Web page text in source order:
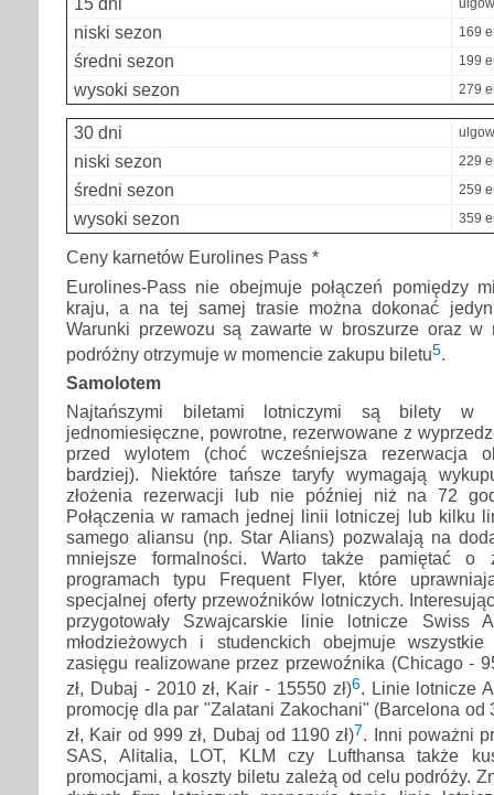
niski sezon 169
średni sezon 199
wysoki sezon 279
30 dni
niski sezon 229
średni sezon 259
wysoki sezon 359
Ceny karnetów Eurolines Pass *
Eurolines-Pass nie obejmuje połączeń pomiędzy
kraju, a na tej samej trasie można dokonać
Warunki przewozu są zawarte w broszurze oraz w
podróżny otrzymuje w momencie zakupu biletu5.
Samolotem
Najtańszymi biletami lotniczymi są bilety w
jednomiesięczne, powrotne, rezerwowane z
przed wylotem (choć wcześniejsza rezerwacja
bardziej). Niektóre tańsze taryfy wymagają
złożenia rezerwacji lub nie później niż na 72
Połączenia w ramach jednej linii lotniczej lub kilku
samego aliansu (np. Star Alians) pozwalają na
mniejsze formalności. Warto także pamiętać o
programach typu Frequent Flyer, które
specjalnej oferty przewoźników lotniczych.
przygotowały Szwajcarskie linie lotnicze Swiss
młodzieżowych i studenckich obejmuje wszystkie
zasięgu realizowane przez przewoźnika (Chicago -
zł, Dubaj - 2010 zł, Kair - 15550 zł)6. Linie lotnicze
promocję dla par "Zalatani Zakochani" (Barcelona od
zł, Kair od 999 zł, Dubaj od 1190 zł)7. Inni poważni
SAS, Alitalia, LOT, KLM czy Lufthansa także
promocjami, a koszty biletu zależą od celu podróży.